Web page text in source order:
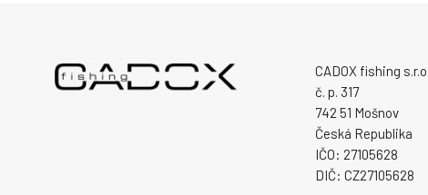
CADOX fishing s.r.o.
č. p. 317
742 51 Mošnov
Česká Republika
IČO: 27105628
DIČ: CZ27105628